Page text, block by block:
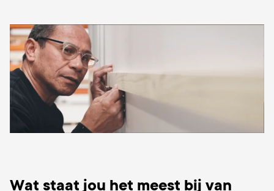
Wat staat jou het meest bij van